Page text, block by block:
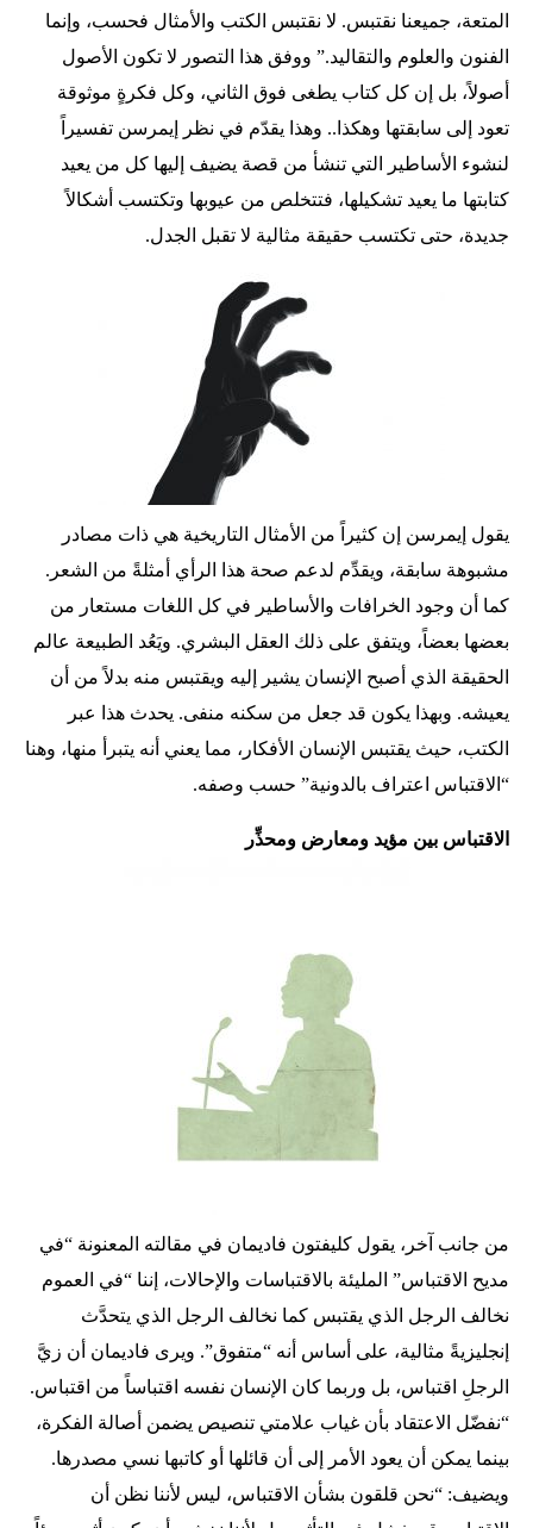
المتعة، جميعنا نقتبس. لا نقتبس الكتب والأمثال فحسب، وإنما
الفنون والعلوم والتقاليد.” ووفق هذا التصور لا تكون الأصول
أصولاً، بل إن كل كتاب يطغى فوق الثاني، وكل فكرةٍ موثوقة
تعود إلى سابقتها وهكذا.. وهذا يقدّم في نظر إيمرسن تفسيراً
لنشوء الأساطير التي تنشأ من قصة يضيف إليها كل من يعيد
كتابتها ما يعيد تشكيلها، فتتخلص من عيوبها وتكتسب أشكالاً
جديدة، حتى تكتسب حقيقة مثالية لا تقبل الجدل.
يقول إيمرسن إن كثيراً من الأمثال التاريخية هي ذات مصادر
مشبوهة سابقة، ويقدِّم لدعم صحة هذا الرأي أمثلةً من الشعر.
كما أن وجود الخرافات والأساطير في كل اللغات مستعار من
بعضها بعضاً، ويتفق على ذلك العقل البشري. ويَعُد الطبيعة عالم
الحقيقة الذي أصبح الإنسان يشير إليه ويقتبس منه بدلاً من أن
يعيشه. وبهذا يكون قد جعل من سكنه منفى. يحدث هذا عبر
الكتب، حيث يقتبس الإنسان الأفكار، مما يعني أنه يتبرأ منها، وهنا
“الاقتباس اعتراف بالدونية” حسب وصفه.
الاقتباس بين مؤيد ومعارض ومحذِّر
من جانب آخر، يقول كليفتون فاديمان في مقالته المعنونة “في
مديح الاقتباس” المليئة بالاقتباسات والإحالات، إننا “في العموم
نخالف الرجل الذي يقتبس كما نخالف الرجل الذي يتحدَّث
إنجليزيةً مثالية، على أساس أنه “متفوق”. ويرى فاديمان أن زيَّ
الرجلِ اقتباس، بل وربما كان الإنسان نفسه اقتباساً من اقتباس.
“نفضّل الاعتقاد بأن غياب علامتي تنصيص يضمن أصالة الفكرة،
بينما يمكن أن يعود الأمر إلى أن قائلها أو كاتبها نسي مصدرها.
ويضيف: “نحن قلقون بشأن الاقتباس، ليس لأننا نظن أن